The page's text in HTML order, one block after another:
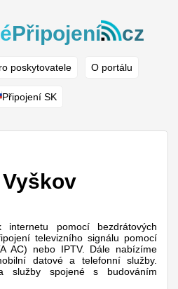
Připojení cz
poskytovatele O portálu
Připojení SK
internetu pomocí bezdrátových
televizního signálu pomocí
AC) nebo IPTV. Dále nabízíme
datové a telefonní služby.
služby spojené s budováním